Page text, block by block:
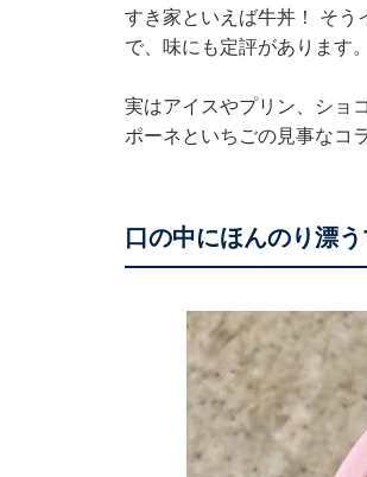
すき家といえば牛丼！ そう
で、味にも定評があります
実はアイスやプリン、ショ
ポーネといちごの見事なコ
口の中にほんのり漂